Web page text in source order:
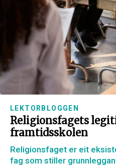
LEKTORBLOGGEN
Religionsfagets
framtidsskolen
Religionsfaget er eit
fag som stiller